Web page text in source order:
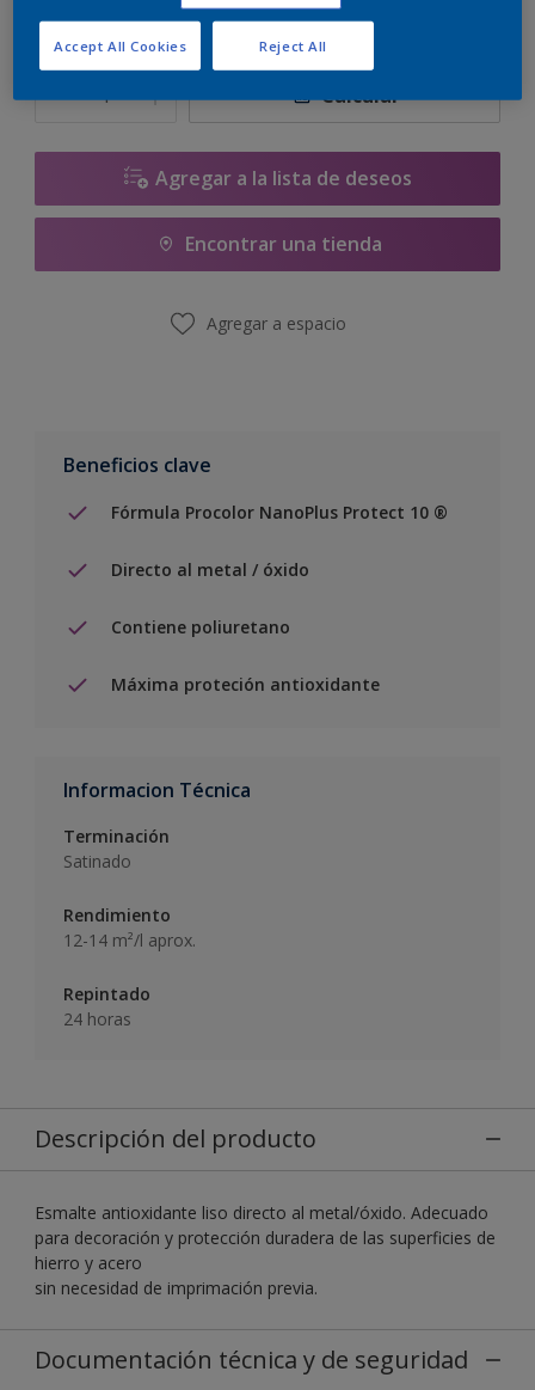
Cantidad Calculadora de pintura
Calcular
Agregar a la lista de deseos
Encontrar una tienda
Agregar a espacio
Beneficios clave
Fórmula Procolor NanoPlus Protect 10 ®
Directo al metal / óxido
Contiene poliuretano
Máxima proteción antioxidante
Informacion Técnica
Terminación
Satinado
Rendimiento
12-14 m²/l aprox.
Repintado
24 horas
Descripción del producto
Esmalte antioxidante liso directo al metal/óxido. Adecuado
para decoración y protección duradera de las superficies de
hierro y acero
sin necesidad de imprimación previa.
Documentación técnica y de seguridad
Reject All
Accept All Cookies